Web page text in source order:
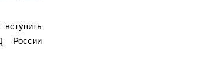
России